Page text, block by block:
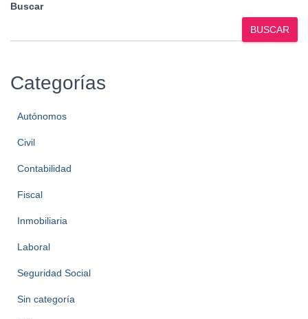
Buscar
BUSCAR
Categorías
Autónomos
Civil
Contabilidad
Fiscal
Inmobiliaria
Laboral
Seguridad Social
Sin categoría